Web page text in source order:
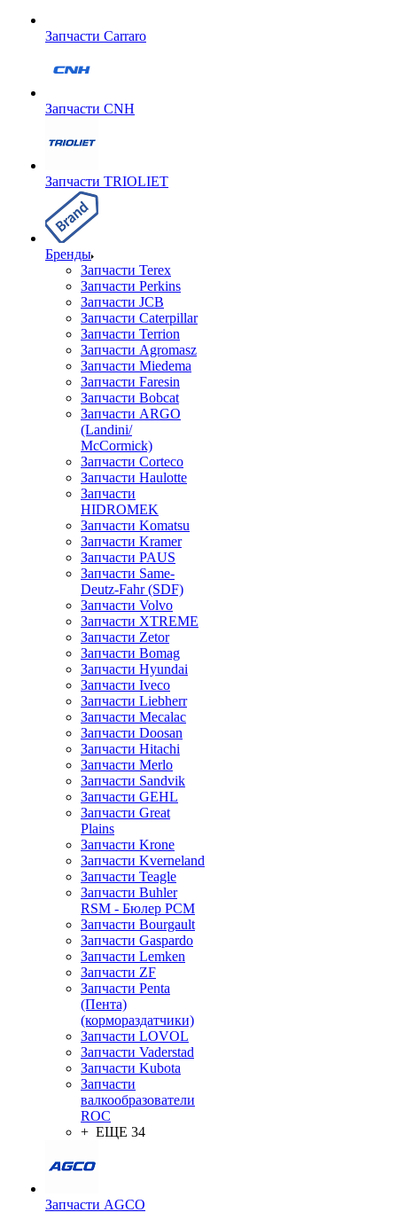
Запчасти Carraro
Запчасти CNH
Запчасти TRIOLIET
Бренды
Запчасти Terex
Запчасти Perkins
Запчасти JCB
Запчасти Caterpillar
Запчасти Terrion
Запчасти Agromasz
Запчасти Miedema
Запчасти Faresin
Запчасти Bobcat
Запчасти ARGO
(Landini/
McCormick)
Запчасти Corteco
Запчасти Haulotte
Запчасти
HIDROMEK
Запчасти Komatsu
Запчасти Kramer
Запчасти PAUS
Запчасти Same-
Deutz-Fahr (SDF)
Запчасти Volvo
Запчасти XTREME
Запчасти Zetor
Запчасти Bomag
Запчасти Hyundai
Запчасти Iveco
Запчасти Liebherr
Запчасти Mecalac
Запчасти Doosan
Запчасти Hitachi
Запчасти Merlo
Запчасти Sandvik
Запчасти GEHL
Запчасти Great
Plains
Запчасти Krone
Запчасти Kverneland
Запчасти Teagle
Запчасти Buhler
RSM - Бюлер РСМ
Запчасти Bourgault
Запчасти Gaspardo
Запчасти Lemken
Запчасти ZF
Запчасти Penta
(Пента)
(кормораздатчики)
Запчасти LOVOL
Запчасти Vaderstad
Запчасти Kubota
Запчасти
валкообразователи
ROC
+ ЕЩЕ 34
Запчасти AGCO